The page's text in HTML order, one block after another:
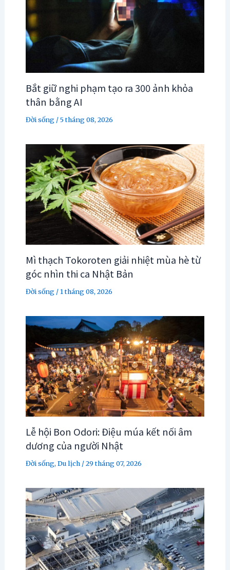
Bắt giữ nghi phạm tạo ra 300 ảnh khỏa
thân bằng AI
Đời sống/5 tháng 08, 2026
Mì thạch Tokoroten giải nhiệt mùa hè từ
góc nhìn thi ca Nhật Bản
Đời sống/1 tháng 08, 2026
Lễ hội Bon Odori: Điệu múa kết nối âm
dương của người Nhật
Đời sống, Du lịch/29 tháng 07, 2026